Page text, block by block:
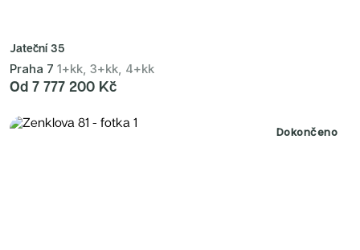
Jateční 35
Praha 7 1+kk, 3+kk, 4+kk
Od 7 777 200 Kč
Dokončeno